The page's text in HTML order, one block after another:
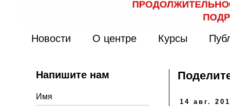
Новости О центре Курсы
14 авг.
Напишите нам
Имя